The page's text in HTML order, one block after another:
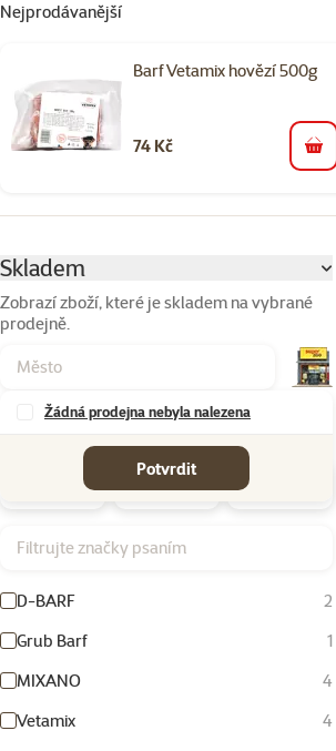
Nejprodávanější
Barf Vetamix hovězí 500g
74 Kč do
Skladem
Zobrazí zboží, které je skladem na vybrané
prodejně.
Žádná prodejna nebyla nalezena
Potvrdit
Filtrujte značky psaním
D-BARF
2
Grub Barf
1
MIXANO
4
Vetamix
4